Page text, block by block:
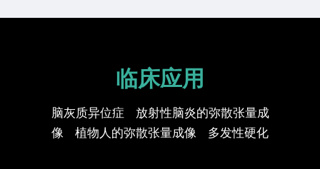
临床应用
脑灰质异位症 放射性脑炎的弥散张量成
像 植物人的弥散张量成像 多发性硬化